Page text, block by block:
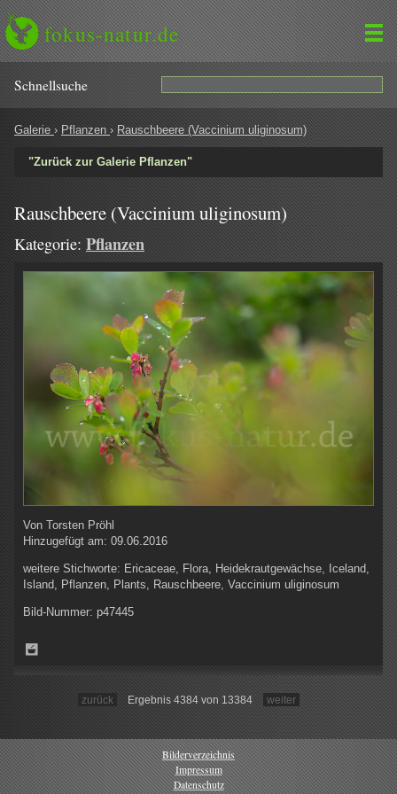
fokus-natur.de
Schnell­suche
Galerie › Pflanzen › Rauschbeere (Vaccinium uliginosum)
"Zurück zur Galerie Pflanzen"
Rauschbeere (Vaccinium uliginosum)
Kategorie: Pflanzen
Von Torsten Pröhl
Hinzugefügt am: 09.06.2016
weitere Stichworte: Ericaceae, Flora, Heidekrautgewächse, Iceland,
Island, Pflanzen, Plants, Rauschbeere, Vaccinium uliginosum
Bild-Nummer: p47445
zurück Ergebnis 4384 von 13384 weiter
Bilderverzeichnis
Impressum
Datenschutz